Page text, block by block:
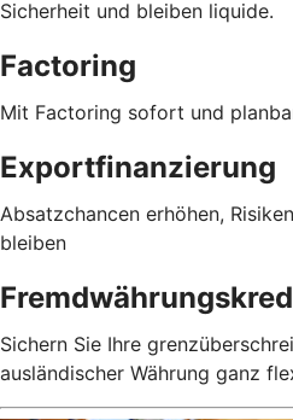
Sicherheit und bleiben liquide.
Factoring
Mit Factoring sofort und
Exportfinanzierung
Absatzchancen erhöhen,
bleiben
Sichern Sie Ihre
ausländischer Währung ganz